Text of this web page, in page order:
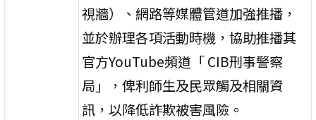
視牆）、網路等媒體管道加強推播，
並於辦理各項活動時機，協助推播其
官方YouTube頻道「 CIB刑事警察
局」，俾利師生及民眾觸及相關資
訊，以降低詐欺被害風險。